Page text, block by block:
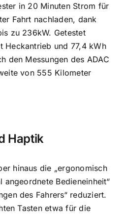
in 20 Minuten Strom für
Fahrt nachladen, dank
zu 236kW. Getestet
Heckantrieb und 77,4 kWh
den Messungen des ADAC
von 555 Kilometer
Haptik
hinaus die „ergonomisch
angeordnete Bedieneinheit“
des Fahrers“ reduziert.
Tasten etwa für die